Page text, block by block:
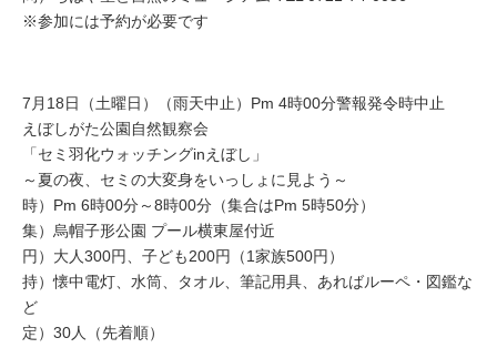
※参加には予約が必要です
7月18日（土曜日）（雨天中止）Pm 4時00分警報発令時中止
えぼしがた公園自然観察会
「セミ羽化ウォッチングinえぼし」
～夏の夜、セミの大変身をいっしょに見よう～
時）Pm 6時00分～8時00分（集合はPm 5時50分）
集）烏帽子形公園 プール横東屋付近
円）大人300円、子ども200円（1家族500円）
持）懐中電灯、水筒、タオル、筆記用具、あればルーペ・図鑑な
ど
定）30人（先着順）